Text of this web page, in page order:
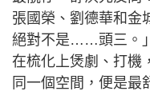
張國榮、劉德華和金
絕對不是……頭三。
在梳化上煲劇、打機
同一個空間，便是最